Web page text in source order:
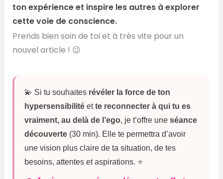
ton expérience et inspire les autres à explorer
cette voie de conscience.
Prends bien soin de toi et à très vite pour un
nouvel article ! 😉
💫 Si tu souhaites révéler la force de ton
hypersensibilitéette reconnecter à qui tu es
vraiment, au delà de l’ego, je t’offre une séance
découverte(30 min). Elle te permettra d’avoir
une vision plus claire de ta situation, de tes
besoins, attentes et aspirations. ⭐️